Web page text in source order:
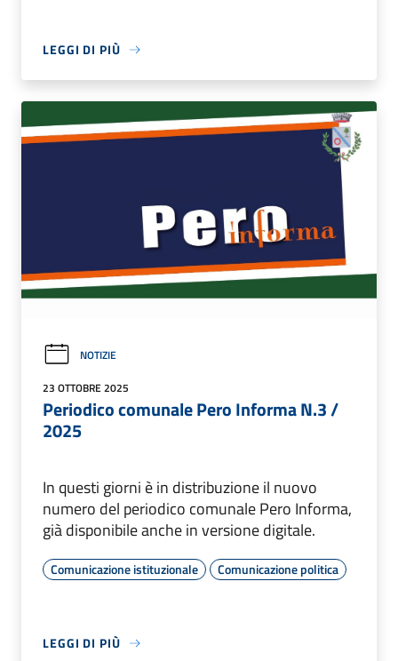
LEGGI DI PIÙ
NOTIZIE
23 OTTOBRE 2025
Periodico comunale Pero Informa N.3 /
2025
In questi giorni è in distribuzione il nuovo
numero del periodico comunale Pero Informa,
già disponibile anche in versione digitale.
Comunicazione istituzionale Comunicazione politica
LEGGI DI PIÙ